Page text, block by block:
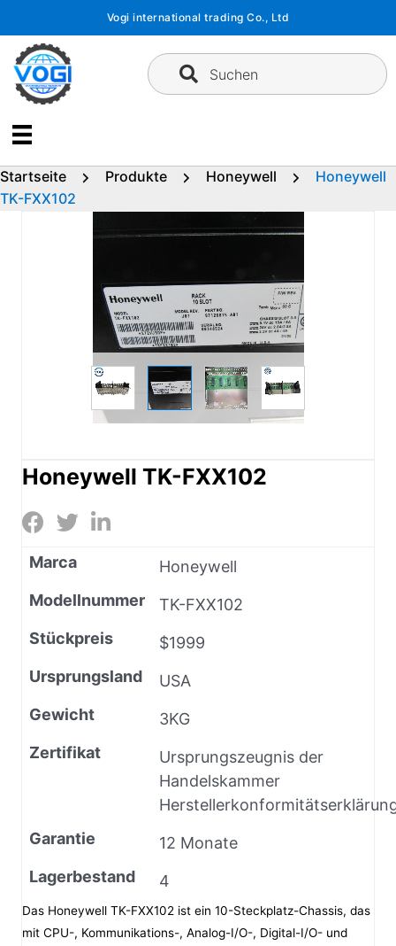
springen
Vogi international trading Co., Ltd
Suchen
Startseite Produkte Honeywell
Honeywell
TK-FXX102
Honeywell TK-FXX102
Marca
Honeywell
Modellnummer
TK-FXX102
Stückpreis
$1999
Ursprungsland
USA
Gewicht
3KG
Zertifikat
Ursprungszeugnis der
Handelskammer
Garantie
12 Monate
Lagerbestand
4
Das Honeywell TK-FXX102 ist ein 10-Steckplatz-Chassis, das
mit CPU-, Kommunikations-, Analog-I/O-, Digital-I/O- und